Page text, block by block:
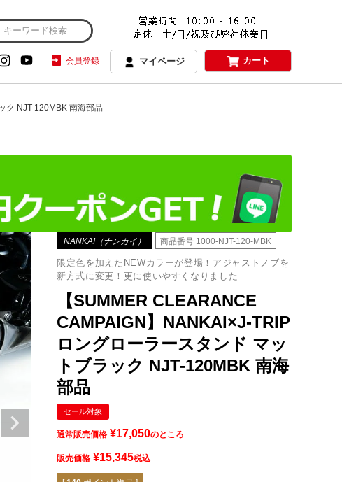
会員登録 マイページ カート
ク NJT-120MBK 南海部品
NANKAI（ナンカイ） 商品番号 1000-NJT-120-MBK
限定色を加えたNEWカラーが登場！アジャストノブを
新方式に変更！更に使いやすくなりました
【SUMMER CLEARANCE
CAMPAIGN】NANKAI×J-TRIP
ロングローラースタンド マッ
トブラック NJT-120MBK 南海
部品
セール対象
通常販売価格 ¥17,050のところ
販売価格 ¥15,345税込